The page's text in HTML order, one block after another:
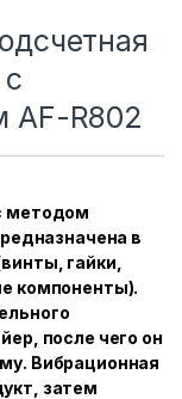
AF-R802
методом
в
гайки,
компоненты).
после чего он
Вибрационная
затем